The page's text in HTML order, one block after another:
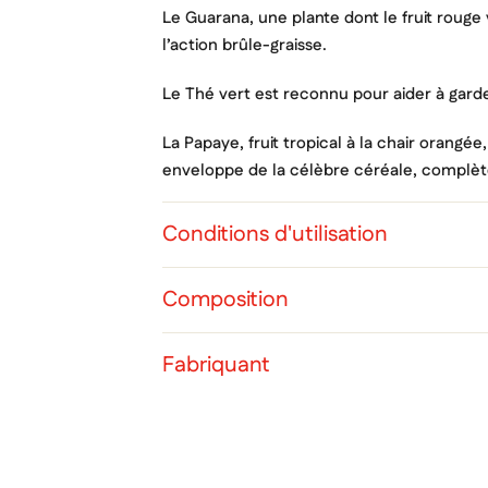
Le Guarana, une plante dont le fruit
l’action brûle-graisse.
Le Thé vert est reconnu pour aider à
La Papaye, fruit tropical à la chair
enveloppe de la célèbre céréale,
Conditions d'utilisation
Composition
Fabriquant